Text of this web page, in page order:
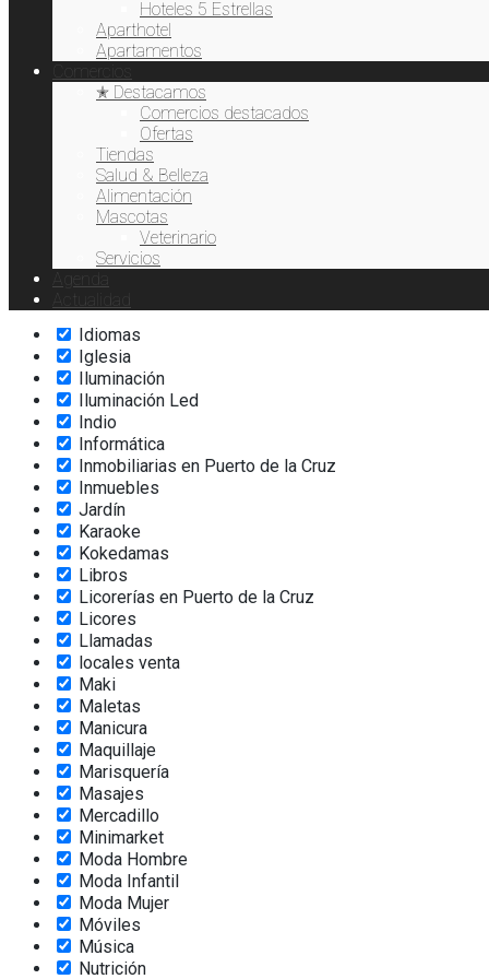
Hoteles 5 Estrellas
Aparthotel
Apartamentos
Comercios
✭ Destacamos
Comercios destacados
Ofertas
Tiendas
Salud & Belleza
Alimentación
Mascotas
Veterinario
Servicios
Agenda
Actualidad
Exquisiteses
Extensión de pestañas
Fisioterapia
Flores
Fotodepilación
Freelance
Gafas de Sol
Gofre
Hamburguesas
Hardware
Helados
Hidratación
Hostelería
Hoteles
Ictioterapia
Idiomas
Iglesia
Iluminación
Iluminación Led
Indio
Informática
Inmobiliarias en Puerto de la Cruz
Inmuebles
Jardín
Karaoke
Kokedamas
Libros
Licorerías en Puerto de la Cruz
Licores
Llamadas
locales venta
Maki
Maletas
Manicura
Maquillaje
Marisquería
Masajes
Mercadillo
Minimarket
Moda Hombre
Moda Infantil
Moda Mujer
Móviles
Música
Nutrición